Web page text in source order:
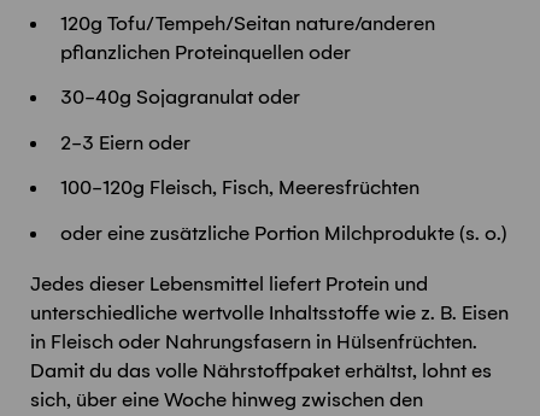
120g Tofu/Tempeh/Seitan nature/anderen
pflanzlichen Proteinquellen oder
30-40g Sojagranulat oder
2-3 Eiern oder
100-120g Fleisch, Fisch, Meeresfrüchten
oder eine zusätzliche Portion Milchprodukte (s. o.)
Jedes dieser Lebensmittel liefert Protein und
unterschiedliche wertvolle Inhaltsstoffe wie z. B. Eisen
in Fleisch oder Nahrungsfasern in Hülsenfrüchten.
Damit du das volle Nährstoffpaket erhältst, lohnt es
sich, über eine Woche hinweg zwischen den